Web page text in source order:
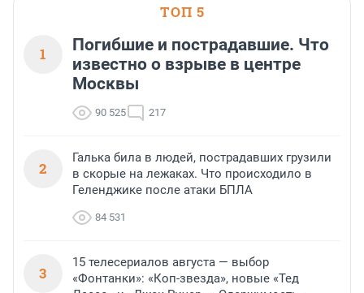
ТОП 5
1
Погибшие и пострадавшие. Что
известно о взрыве в центре
Москвы
90 525 217
2
Галька била в людей, пострадавших грузили
в скорые на лежаках. Что происходило в
Геленджике после атаки БПЛА
84 531
3
15 телесериалов августа — выбор
«Фонтанки»: «Коп-звезда», новые «Тед